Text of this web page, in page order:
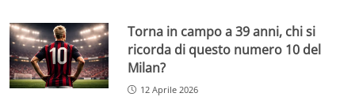
Torna in campo a 39 anni, chi si
ricorda di questo numero 10 del
Milan?
12 Aprile 2026